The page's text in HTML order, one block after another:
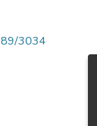
3034